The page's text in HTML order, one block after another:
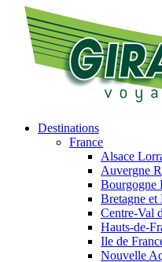
Destinations
France
Alsace
Auvergne
Bourgogne
Bretagne et
Centre-Val
Hauts-de-
Ile de
Nouvelle